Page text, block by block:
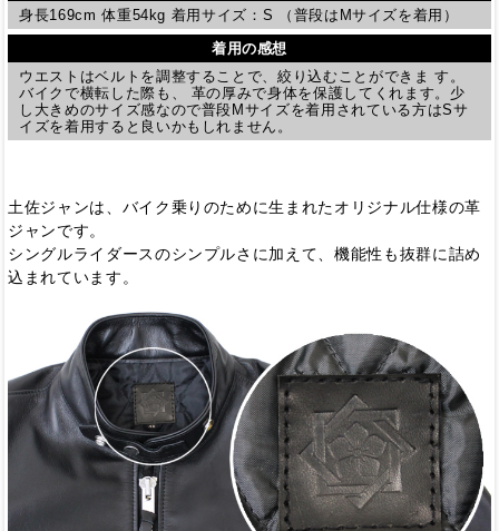
身長169cm 体重54kg 着用サイズ：S （普段はMサイズを着用）
着用の感想
ウエストはベルトを調整することで、絞り込むことができま す。
バイクで横転した際も、 革の厚みで身体を保護してくれます。少
し大きめのサイズ感なので普段Mサイズを着用されている方はSサ
イズを着用すると良いかもしれません。
土佐ジャンは、バイク乗りのために生まれたオリジナル仕様の革
ジャンです。
シングルライダースのシンプルさに加えて、機能性も抜群に詰め
込まれています。